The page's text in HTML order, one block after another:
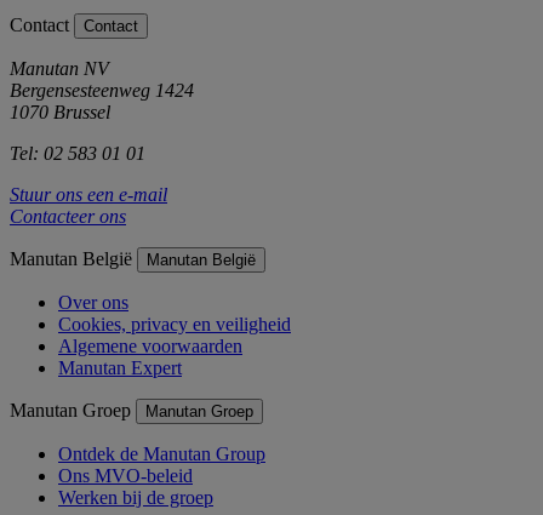
Contact Contact
Manutan NV
Bergensesteenweg 1424
1070 Brussel
Tel: 02 583 01 01
Stuur ons een e-mail
Contacteer ons
Manutan België Manutan België
Over ons
Cookies, privacy en veiligheid
Algemene voorwaarden
Manutan Expert
Manutan Groep Manutan Groep
Ontdek de Manutan Group
Ons MVO-beleid
Werken bij de groep